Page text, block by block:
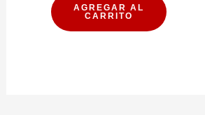
CON
GAS
AGREGAR AL
CARRITO